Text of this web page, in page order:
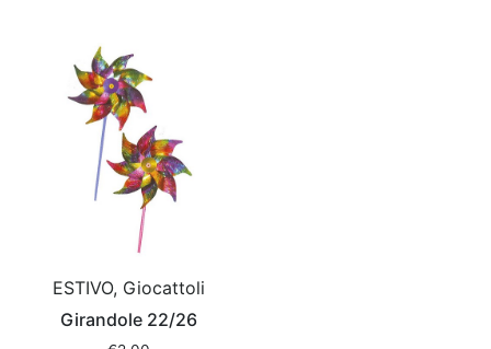
ESTIVO, Giocattoli
Girandole 22/26